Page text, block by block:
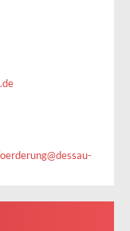
@dessau-